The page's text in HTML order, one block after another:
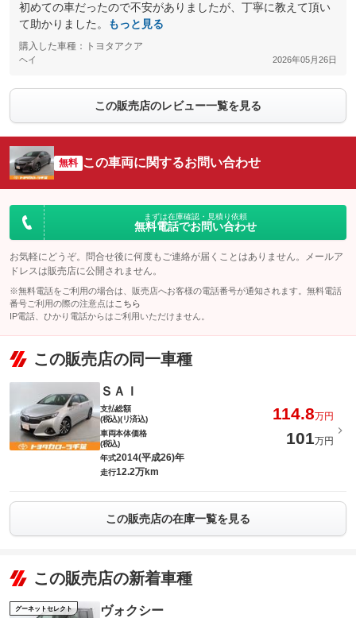
初めての車だったので不安がありましたが、丁寧に教えて頂い
て助かりました。
もっと見る
購入した車種：トヨタアクア
ヘイ 2026年05月26日
この販売店のレビュー一覧を見る
無料 この車両に関するお問い合わせ
まずは在庫確認・見積り依頼
無料電話でお問い合わせ
お気軽にどうぞ。問合せ後に何度もご連絡が届くことはありません。メールア
ドレスは販売店に公開されません。
※無料電話をご利用の場合は、販売店へお客様の電話番号が通知されます。無料電話
番号ご利用の際の注意点は こちら
IP電話、ひかり電話からはご利用いただけません。
この販売店の同一車種
ＳＡＩ
支払総額
(税込)(リ済込)
114.8万円
車両本体価格
(税込)
101万円
年式2014(平成26)年
走行12.2万km
この販売店の在庫一覧を見る
この販売店の新着車種
グーネットセレクト ヴォクシー